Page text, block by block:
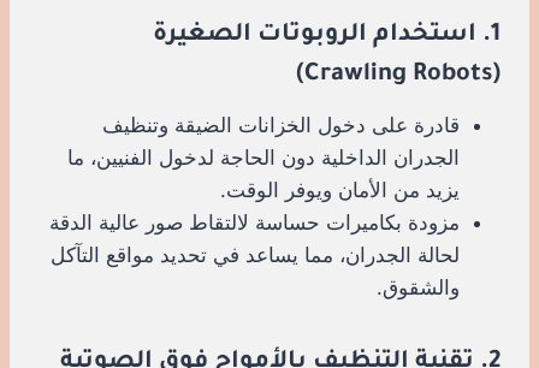
1. استخدام الروبوتات الصغيرة
(Crawling Robots)
قادرة على دخول الخزانات الضيقة وتنظيف
الجدران الداخلية دون الحاجة لدخول الفنيين، ما
يزيد من الأمان ويوفر الوقت.
مزودة بكاميرات حساسة لالتقاط صور عالية الدقة
لحالة الجدران، مما يساعد في تحديد مواقع التآكل
والشقوق.
2. تقنية التنظيف بالأمواج فوق الصوتية